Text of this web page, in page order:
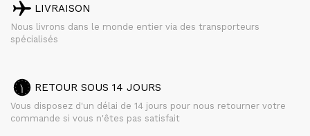
LIVRAISON
Nous livrons dans le monde entier via des transporteurs
spécialisés
RETOUR SOUS 14 JOURS
Vous disposez d'un délai de 14 jours pour nous retourner votre
commande si vous n'êtes pas satisfait